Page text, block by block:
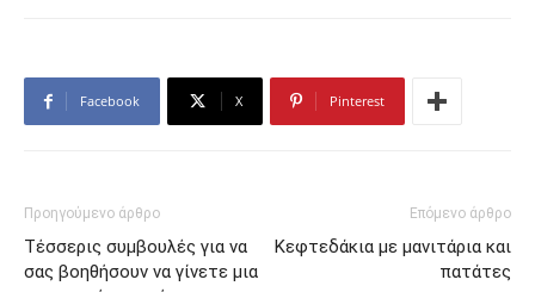
Facebook X Pinterest
Προηγούμενο άρθρο
Τέσσερις συμβουλές για να
σας βοηθήσoυν να γίνετε μια
Επόμενο άρθρο
Κεφτεδάκια με μανιτάρια και
πατάτες